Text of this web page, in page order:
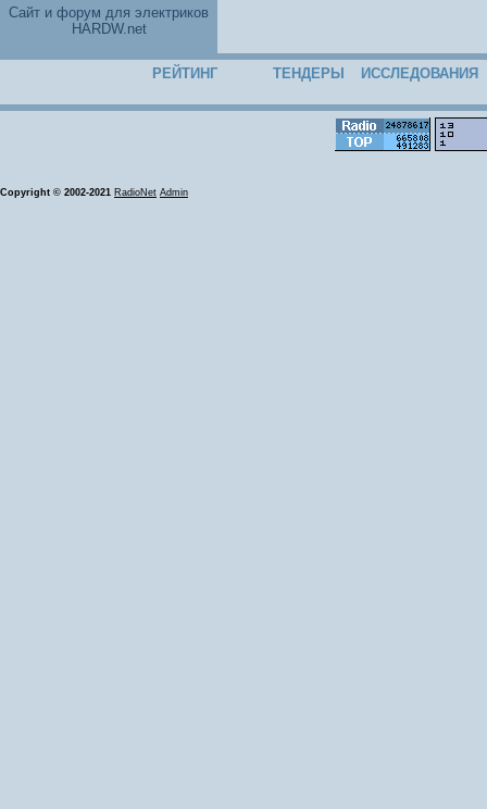
Cайт и форум для электриков
HARDW.net
РЕЙТИНГ ТЕНДЕРЫ ИССЛЕДОВАНИЯ
Copyright © 2002-2021 RadioNet Admin